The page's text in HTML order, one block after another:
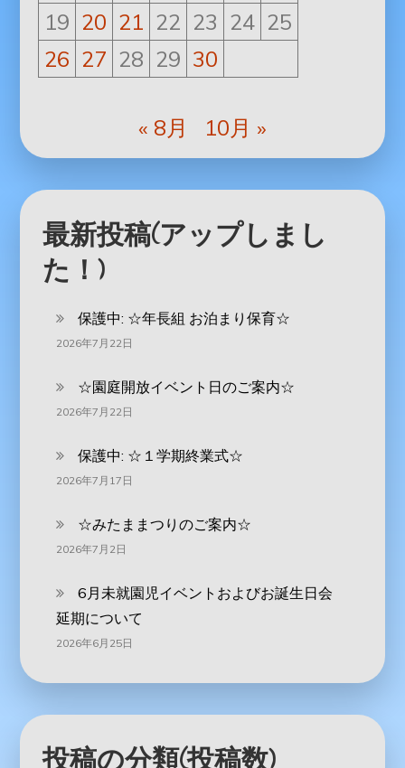
19 20 21 22 23 24 25
26 27 28 29 30
« 8月 10月 »
最新投稿(アップしまし
た！)
保護中: ‪☆年長組 お泊まり保育☆
2026年7月22日
☆園庭開放イベント日のご案内☆
2026年7月22日
保護中: ☆１学期終業式☆
2026年7月17日
☆みたままつりのご案内☆
2026年7月2日
6月未就園児イベントおよびお誕生日会
延期について
2026年6月25日